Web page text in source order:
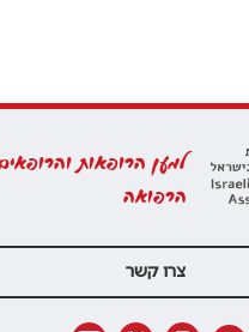
למען הרופאות
הרפואה
צרו קשר